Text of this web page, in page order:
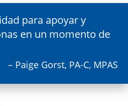
para apoyar y
en un momento de
– Paige Gorst, PA-C, MPAS